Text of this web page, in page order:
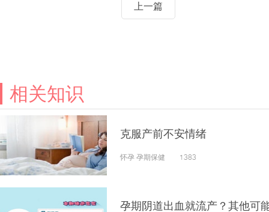
上一篇
相关知识
克服产前不安情绪
怀孕 孕期保健 1383
孕期阴道出血就流产？其他可